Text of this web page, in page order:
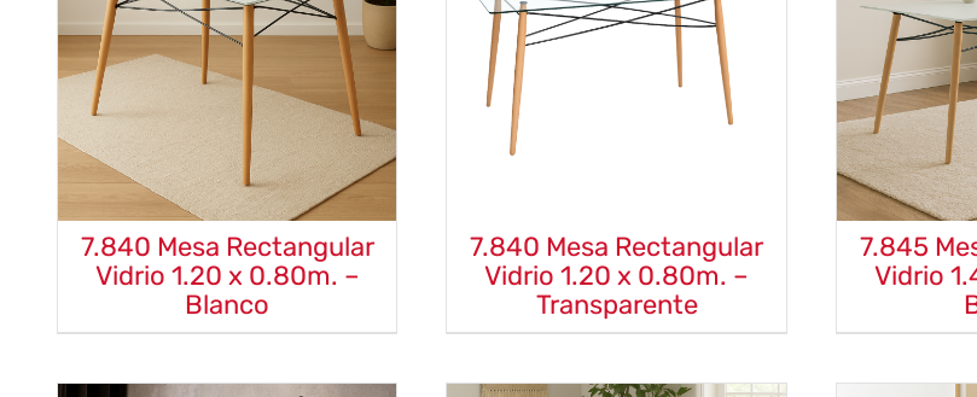
7.840 Mesa Rectangular
Vidrio 1.20 x 0.80m. –
Blanco
7.840 Mesa Rectangular
Vidrio 1.20 x 0.80m. –
Transparente
7.845
Vidrio